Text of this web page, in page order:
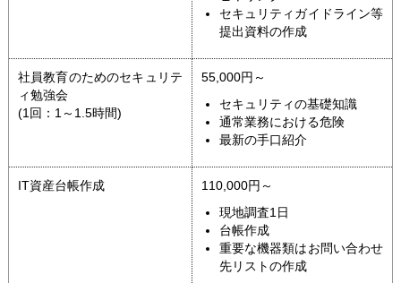
セキュリティガイドライン等
提出資料の作成
社員教育のためのセキュリテ
ィ勉強会
(1回：1～1.5時間)
55,000円～
セキュリティの基礎知識
通常業務における危険
最新の手口紹介
IT資産台帳作成
110,000円～
現地調査1日
台帳作成
重要な機器類はお問い合わせ
先リストの作成